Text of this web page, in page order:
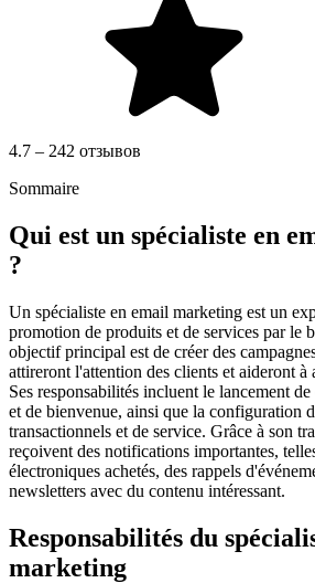
4.7 – 242 отзывов
Sommaire
Qui est un spécialiste en
?
Un spécialiste en email marketing est un
promotion de produits et de services par le
objectif principal est de créer des
attireront l'attention des clients et aideront à
Ses responsabilités incluent le lancement
et de bienvenue, ainsi que la configuration
transactionnels et de service. Grâce à son
reçoivent des notifications importantes,
électroniques achetés, des rappels
newsletters avec du contenu intéressant.
Responsabilités du
marketing